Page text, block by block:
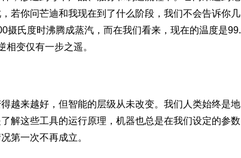
若你问芒迪和我现在到了什么阶段，我们不会告诉你几
摄氏度时沸腾成蒸汽，而在我们看来，现在的温度是99.
变仅有一步之遥。
越来越好，但智能的层级从未改变。我们人类始终是地
解这些工具的运行原理，机器也总是在我们设定的参数
第一次不再成立。